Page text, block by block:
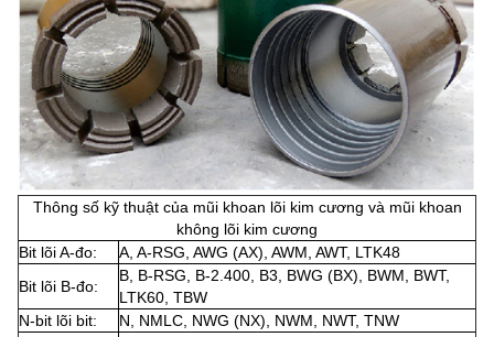
Thông số kỹ thuật của mũi khoan lõi kim cương và mũi khoan
không lõi kim cương
Bit lõi A-đo:
A, A-RSG, AWG (AX), AWM, AWT, LTK48
Bit lõi B-đo:
B, B-RSG, B-2.400, B3, BWG (BX), BWM, BWT,
LTK60, TBW
N-bit lõi bit:
N, NMLC, NWG (NX), NWM, NWT, TNW